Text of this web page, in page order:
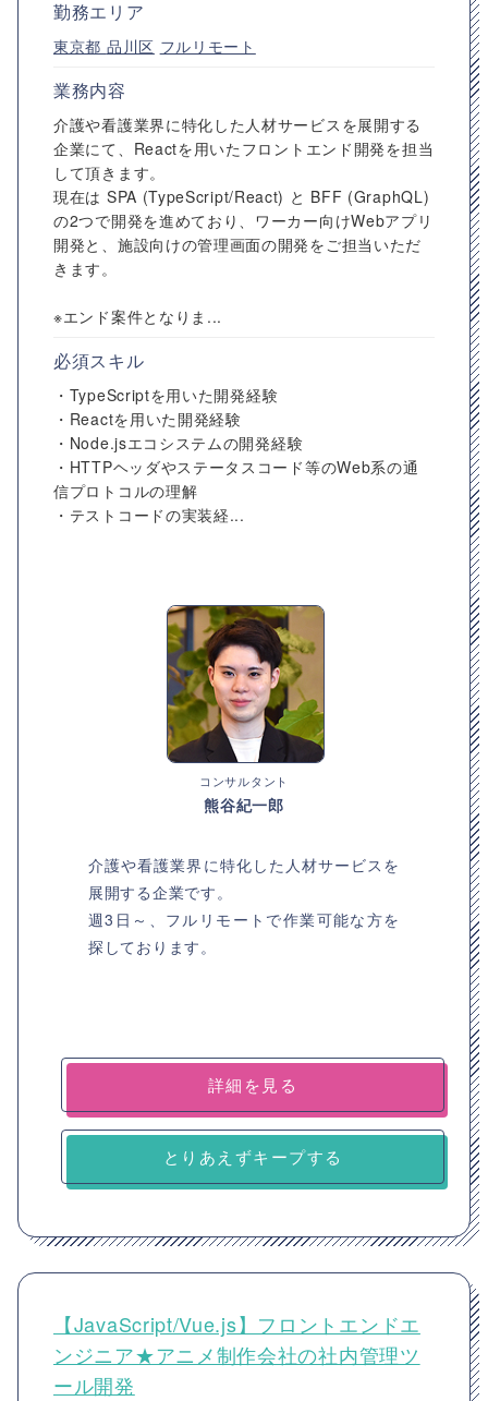
勤務エリア
東京都 品川区 フルリモート
業務内容
介護や看護業界に特化した人材サービスを展開する
企業にて、Reactを用いたフロントエンド開発を担当
して頂きます。
現在は SPA (TypeScript/React) と BFF (GraphQL)
の2つで開発を進めており、ワーカー向けWebアプリ
開発と、施設向けの管理画面の開発をご担当いただ
きます。
※エンド案件となりま...
必須スキル
・TypeScriptを用いた開発経験
・Reactを用いた開発経験
・Node.jsエコシステムの開発経験
・HTTPヘッダやステータスコード等のWeb系の通
信プロトコルの理解
・テストコードの実装経...
コンサルタント
熊谷紀一郎
介護や看護業界に特化した人材サービスを
展開する企業です。
週3日～、フルリモートで作業可能な方を
探しております。
詳細を見る
とりあえずキープする
【JavaScript/Vue.js】フロントエンドエ
ンジニア★アニメ制作会社の社内管理ツ
ール開発